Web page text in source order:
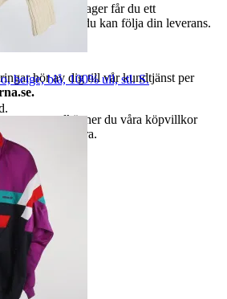
lämnat vårt lager får du ett
inom kort där du kan följa din leverans.
hör av dig till vår kundtjänst per
.
godkänner du våra köpvillkor
här på Tradera.
beige, blå, 100% ull, stl. S.
.